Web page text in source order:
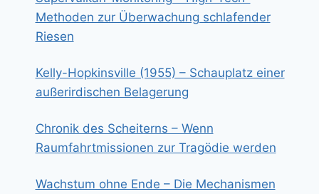
Methoden zur Überwachung schlafender
Riesen
Kelly-Hopkinsville (1955) – Schauplatz einer
außerirdischen Belagerung
Chronik des Scheiterns – Wenn
Raumfahrtmissionen zur Tragödie werden
Wachstum ohne Ende – Die Mechanismen